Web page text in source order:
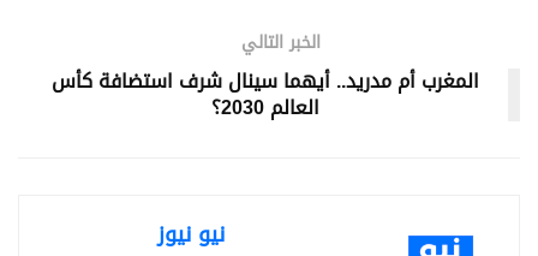
الخبر التالي
المغرب أم مدريد.. أيهما سينال شرف استضافة كأس
العالم 2030؟
نيو نيوز